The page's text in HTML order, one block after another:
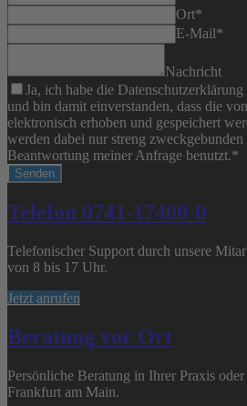
Ort*
E-Mail*
Nachricht
Ja, ich habe die
und bin damit einverstanden, dass die
elektronisch erhoben und gespeichert
werden dabei nur streng
Beantwortung meiner Anfrage benutzt.*
Senden
Telefon 0741-17400-0
Telefonischer Support durch unsere
von 8 bis 17 Uhr.
Jetzt anrufen
Beratung vor Ort
Persönliche Beratung in Ihrer Praxis
Frankfurt am Main.